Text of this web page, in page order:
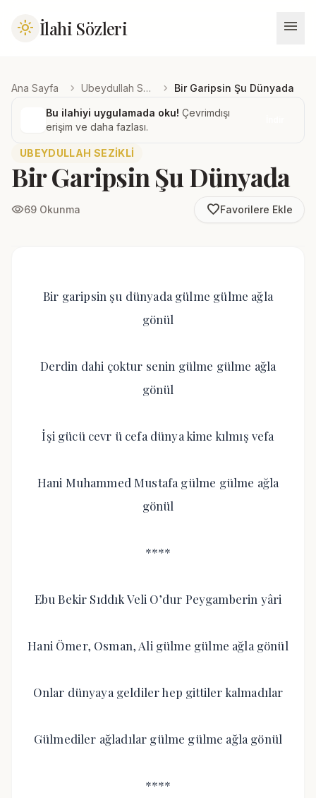
light_mode İlahi Sözleri menu
Ana Sayfa chevron_right Ubeydullah Sezikli chevron_right Bir Garipsin Şu Dünyada
Bu ilahiyi uygulamada oku! Çevrimdışı
erişim ve daha fazlası.
UBEYDULLAH SEZIKLI
Bir Garipsin Şu Dünyada
visibility69 Okunma favorite_borderFavorilere Ekle
Bir garipsin şu dünyada gülme gülme ağla
gönül
Derdin dahi çoktur senin gülme gülme ağla
gönül
İşi gücü cevr ü cefa dünya kime kılmış vefa
Hani Muhammed Mustafa gülme gülme ağla
gönül
****
Ebu Bekir Sıddık Veli O’dur Peygamberin yâri
Hani Ömer, Osman, Ali gülme gülme ağla gönül
Onlar dünyaya geldiler hep gittiler kalmadılar
Gülmediler ağladılar gülme gülme ağla gönül
****